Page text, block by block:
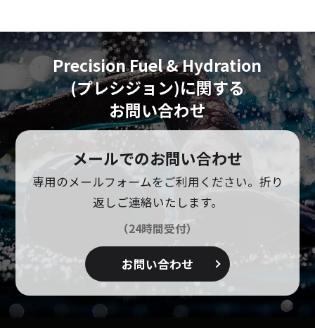
Precision Fuel & Hydration
(プレシジョン)に関する
お問い合わせ
メールでのお問い合わせ
専用のメールフォームをご利用ください。 折り
返しご連絡いたします。
（24時間受付）
お問い合わせ